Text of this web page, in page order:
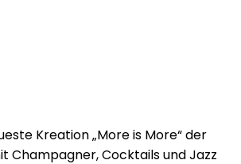
Kreation „More is More“ der
Champagner, Cocktails und Jazz